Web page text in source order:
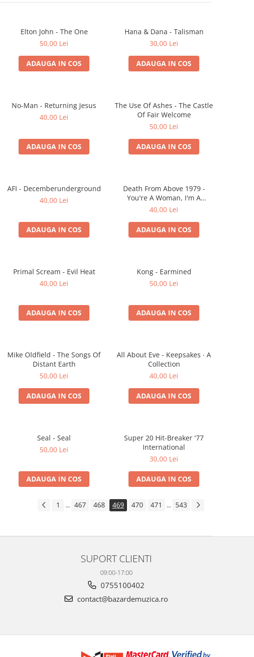
Elton John - The One
50,00 Lei
ADAUGA IN COS
Hana & Dana - Talisman
30,00 Lei
ADAUGA IN COS
No-Man - Returning Jesus
40,00 Lei
ADAUGA IN COS
The Use Of Ashes - The Castle
Of Fair Welcome
50,00 Lei
ADAUGA IN COS
AFI - Decemberunderground
40,00 Lei
ADAUGA IN COS
Death From Above 1979 -
You're A Woman, I'm A
Machine
40,00 Lei
ADAUGA IN COS
Primal Scream - Evil Heat
40,00 Lei
ADAUGA IN COS
Kong - Earmined
50,00 Lei
ADAUGA IN COS
Mike Oldfield - The Songs Of
Distant Earth
50,00 Lei
ADAUGA IN COS
All About Eve - Keepsakes ∙ A
Collection
40,00 Lei
ADAUGA IN COS
Seal - Seal
50,00 Lei
ADAUGA IN COS
Super 20 Hit-Breaker '77
International
30,00 Lei
ADAUGA IN COS
1 ... 467 468 469 470 471 ... 543
SUPORT CLIENTI
09:00-17:00
0755100402
contact@bazardemuzica.ro